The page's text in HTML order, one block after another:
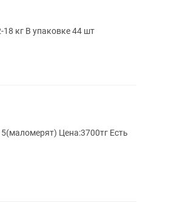
Продам 2 упаковки подгузников мама знает, размер ХL (5) 12-18 кг В упаковке 44 шт
Цена:3700тг Есть